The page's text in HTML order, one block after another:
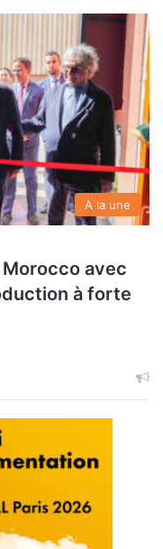
A la une
Morocco avec
à forte